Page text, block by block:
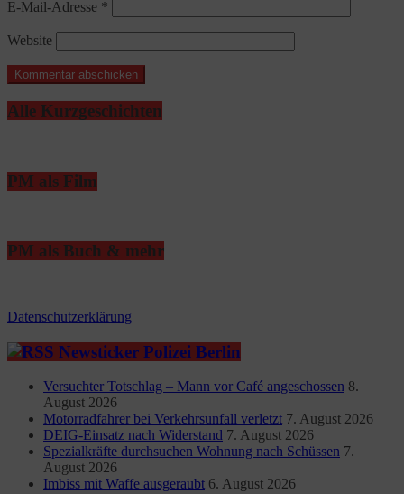
E-Mail-Adresse *
Website
Alle Kurzgeschichten
PM als Film
PM als Buch & mehr
Datenschutzerklärung
Newsticker Polizei Berlin
Versuchter Totschlag – Mann vor Café angeschossen 8.
August 2026
Motorradfahrer bei Verkehrsunfall verletzt 7. August 2026
DEIG-Einsatz nach Widerstand 7. August 2026
Spezialkräfte durchsuchen Wohnung nach Schüssen 7.
August 2026
Imbiss mit Waffe ausgeraubt 6. August 2026